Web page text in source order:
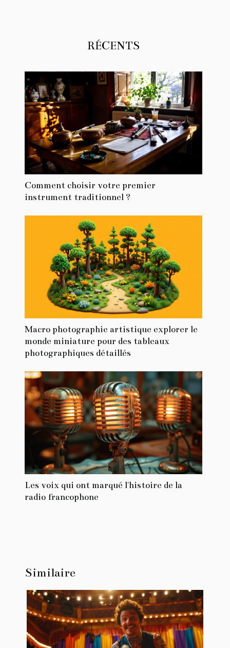
RÉCENTS
Comment choisir votre premier
instrument traditionnel ?
Macro photographie artistique explorer le
monde miniature pour des tableaux
photographiques détaillés
Les voix qui ont marqué l'histoire de la
radio francophone
Similaire